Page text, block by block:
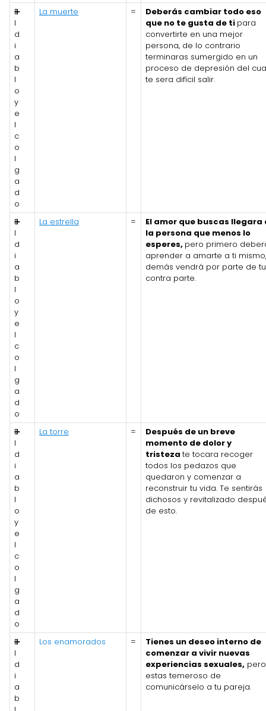
E
l
d
i
a
b
l
o
y
e
l
c
o
l
g
a
d
o
➕ La muerte =
Deberás cambiar todo eso
que no te gusta de ti para
convertirte en una mejor
persona, de lo contrario
terminaras sumergido en un
proceso de depresión del
te sera difícil salir.
E
l
d
i
a
b
l
o
y
e
l
c
o
l
g
a
d
o
➕ La estrella =
El amor que buscas llegara
la persona que menos lo
esperes, pero primero
aprender a amarte a ti
demás vendrá por parte de tu
contra parte.
E
l
d
i
a
b
l
o
y
e
l
c
o
l
g
a
d
o
➕ La torre =
Después de un breve
momento de dolor y
tristeza te tocara recoger
todos los pedazos que
quedaron y comenzar a
reconstruir tu vida. Te sentirás
dichosos y revitalizado
de esto.
E
l
d
i
a
b
➕ Los enamorados =
Tienes un deseo interno de
comenzar a vivir nuevas
experiencias sexuales, pero
estas temeroso de
comunicárselo a tu pareja.